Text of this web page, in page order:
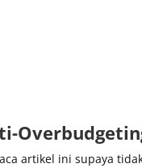
artikel ini supaya